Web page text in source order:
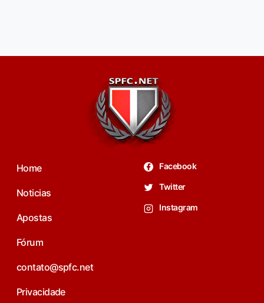
Home
Noticias
Apostas
Fórum
contato@spfc.net
Privacidade
Facebook
Twitter
Instagram